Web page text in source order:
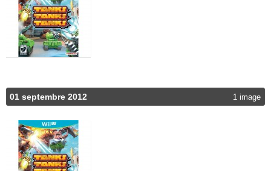
01 septembre 2012 1 image